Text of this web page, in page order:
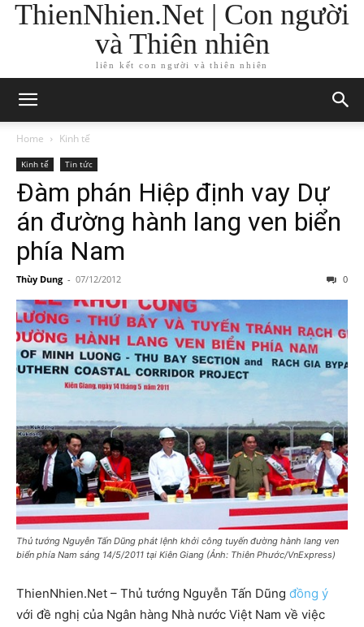
ThienNhien.Net | Con người
và Thiên nhiên
liên kết con người và thiên nhiên
Home Kinh tế
Kinh tế Tin tức
Đàm phán Hiệp định vay Dự
án đường hành lang ven biển
phía Nam
Thùy Dung - 07/12/2012 0
Thủ tướng Nguyễn Tấn Dũng phát lệnh khởi công tuyến đường hành lang ven
biển phía Nam sáng 14/5/2011 tại Kiên Giang (Ảnh: Thiên Phước/VnExpress)
ThienNhien.Net – Thủ tướng Nguyễn Tấn Dũng đồng ý
với đề nghị của Ngân hàng Nhà nước Việt Nam về việc